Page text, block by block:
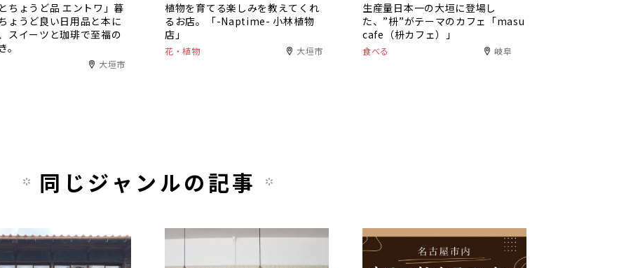
ちょうど品 エントワ」暮
ょうど良い日用品と本に
スイーツと珈琲で至福の
。
大垣市
植物を育てる楽しみを教えてくれ
るお店。「-Naptime- 小林植物
店」
花・植物 大垣市
生産量日本一の大垣に登場し
た、”枡”がテーマのカフェ「masu
cafe（枡カフェ）」
食べる 岐阜
同じジャンルの記事